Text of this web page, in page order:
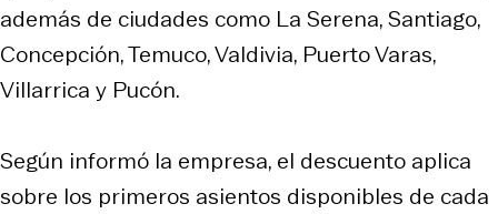
además de ciudades como La Serena, Santiago,
Concepción, Temuco, Valdivia, Puerto Varas,
Villarrica y Pucón.
Según informó la empresa, el descuento aplica
sobre los primeros asientos disponibles de cada